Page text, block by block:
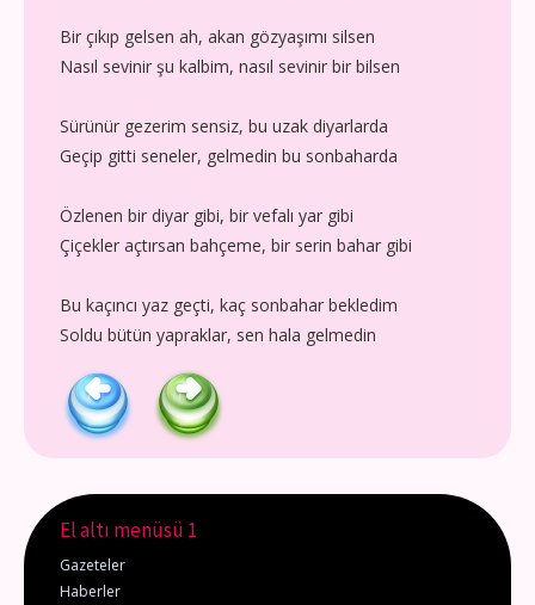
Bir çıkıp gelsen ah, akan gözyaşımı silsen
Nasıl sevinir şu kalbim, nasıl sevinir bir bilsen
Sürünür gezerim sensiz, bu uzak diyarlarda
Geçip gitti seneler, gelmedin bu sonbaharda
Özlenen bir diyar gibi, bir vefalı yar gibi
Çiçekler açtırsan bahçeme, bir serin bahar gibi
Bu kaçıncı yaz geçti, kaç sonbahar bekledim
Soldu bütün yapraklar, sen hala gelmedin
El altı menüsü 1
Gazeteler
Haberler